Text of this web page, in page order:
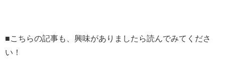
■こちらの記事も、興味がありましたら読んでみてくださ
い！